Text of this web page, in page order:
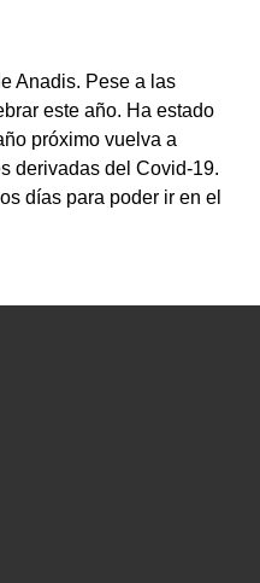
Anadis. Pese a las
este año. Ha estado
próximo vuelva a
derivadas del Covid-19.
días para poder ir en el